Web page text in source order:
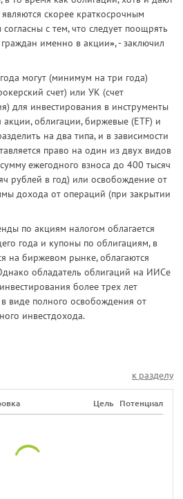
скорее краткосрочным
с тем, что следует поощрять
именно в акции», - заключил
могут (минимум на три года)
счет) или УК (счет
для инвестирования в инструменты
облигации, биржевые (ETF) и
на два типа, и в зависимости
право на один из двух видов
ежегодного взноса до 400 тысяч
рублей в год) или освобождение от
дохода от операций (при закрытии
по акциям налогом облагается
года и купоны по облигациям, в
на биржевом рынке, облагаются
обладатель облигаций на ИИСе
более трех лет
виде полного освобождения от
инвестдохода.
к разделу
Цель Потенциал